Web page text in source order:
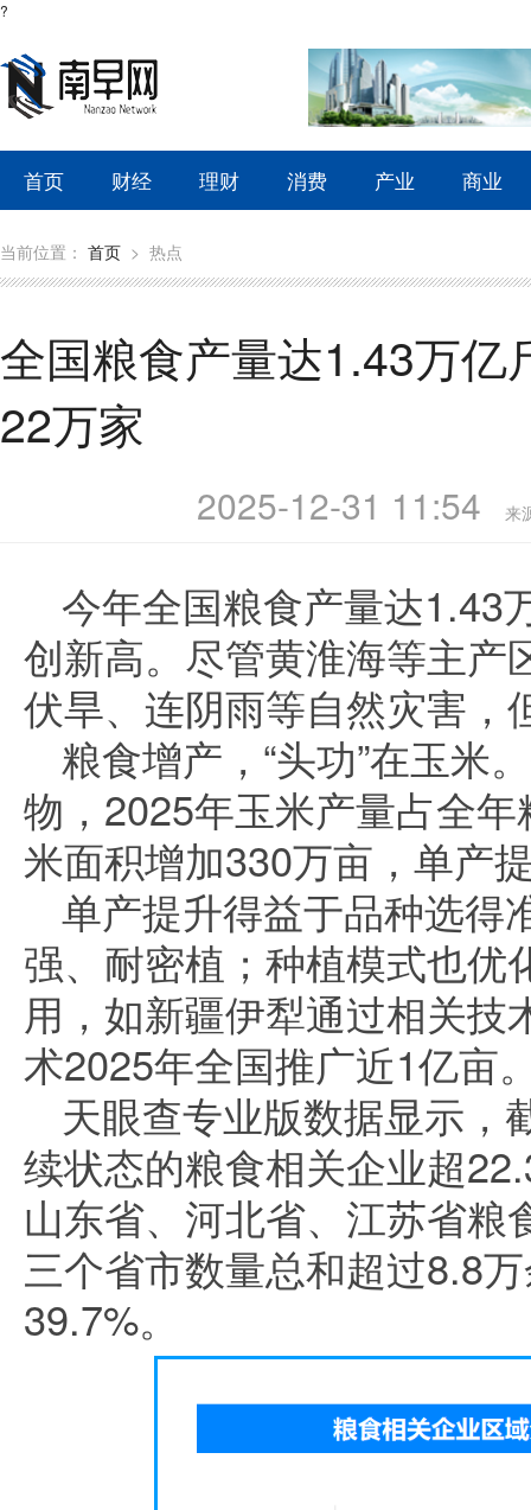
?
首页 财经 理财 消费 产业 商业
当前位置： 首页 > 热点
全国粮食产量达1.43万
22万家
2025-12-31 11:54 来
今年全国粮食产量达1.43
创新高。尽管黄淮海等主产
伏旱、连阴雨等自然灾害，
粮食增产，“头功”在玉米
物，2025年玉米产量占全
米面积增加330万亩，单产
单产提升得益于品种选得
强、耐密植；种植模式也优
用，如新疆伊犁通过相关
术2025年全国推广近1亿亩
天眼查专业版数据显示，
续状态的粮食相关企业超
山东省、河北省、江苏省粮
三个省市数量总和超过8.8
39.7%。